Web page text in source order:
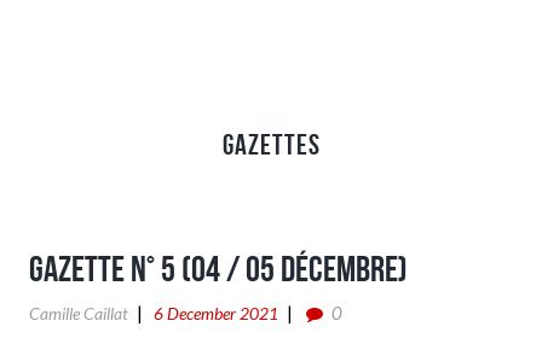
Gazettes
Gazette n° 5 (04 / 05 Décembre)
Camille Caillat 6 December 2021
0